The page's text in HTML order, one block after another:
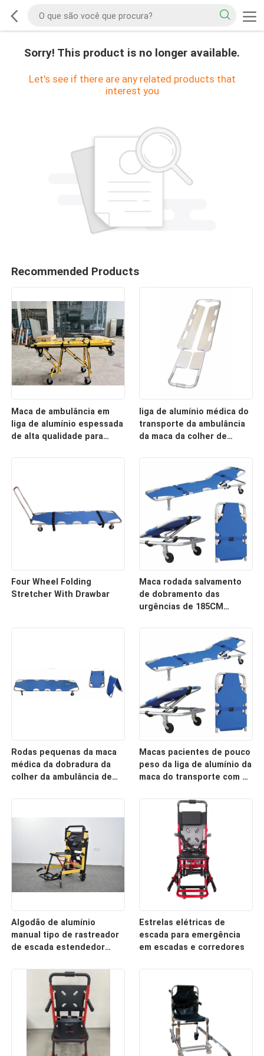
Sorry! This product is no longer available.
Let's see if there are any related products that
interest you
Recommended Products
Maca de ambulância em
liga de alumínio espessada
de alta qualidade para
liga de alumínio médica do
transporte da ambulância
da maca da colher de
Four Wheel Folding
Stretcher With Drawbar
Maca rodada salvamento
de dobramento das
urgências de 185CM
Rodas pequenas da maca
médica da dobradura da
colher da ambulância de
Macas pacientes de pouco
peso da liga de alumínio da
maca do transporte com a
emergência médica do
Algodão de alumínio
manual tipo de rastreador
de escada estendedor
transferência de
pacientes hospitalares
Estrelas elétricas de
escada para emergência
em escadas e corredores